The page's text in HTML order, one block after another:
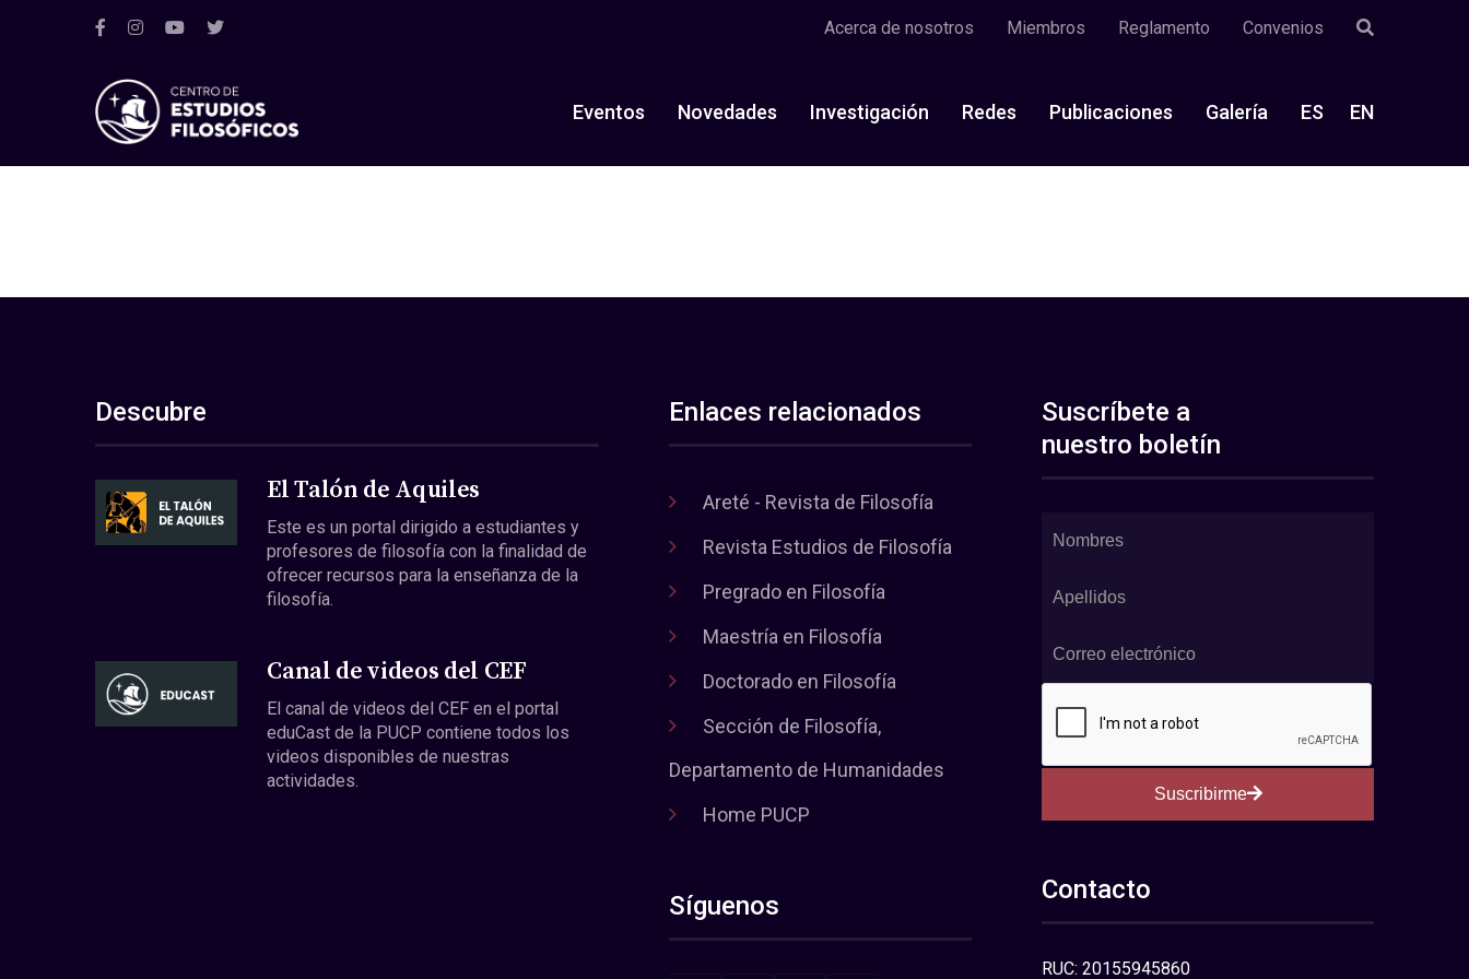
Acerca de nosotros Miembros Reglamento Convenios
Eventos Novedades Investigación Redes Publicaciones Galería ES EN
Descubre
El Talón de Aquiles
Este es un portal dirigido a estudiantes y
profesores de filosofía con la finalidad de
ofrecer recursos para la enseñanza de la
filosofía.
Canal de videos del CEF
El canal de videos del CEF en el portal
eduCast de la PUCP contiene todos los
videos disponibles de nuestras
actividades.
Enlaces relacionados
Areté - Revista de Filosofía
Revista Estudios de Filosofía
Pregrado en Filosofía
Maestría en Filosofía
Doctorado en Filosofía
Sección de Filosofía,
Departamento de Humanidades
Home PUCP
Síguenos
Suscríbete a
nuestro boletín
Suscribirme
Contacto
RUC: 20155945860